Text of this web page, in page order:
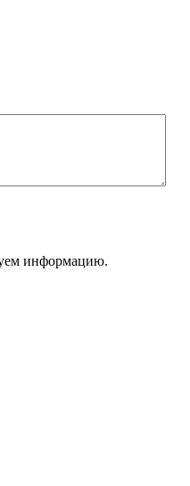
информацию.